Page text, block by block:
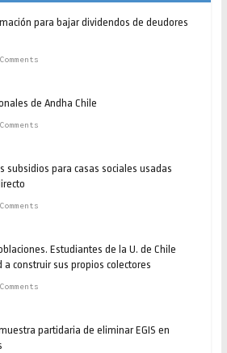
para bajar dividendos de deudores
de Andha Chile
subsidios para casas sociales usadas
Estudiantes de la U. de Chile
construir sus propios colectores
partidaria de eliminar EGIS en